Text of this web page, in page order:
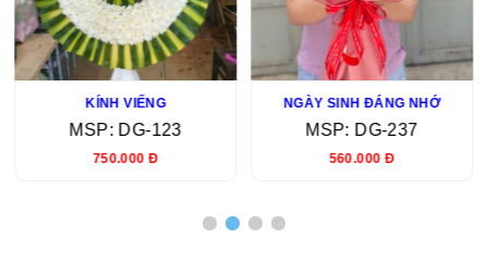
KÍNH VIẾNG
MSP: DG-123
750.000 Đ
NGÀY SINH ĐÁNG NHỚ
MSP: DG-237
560.000 Đ